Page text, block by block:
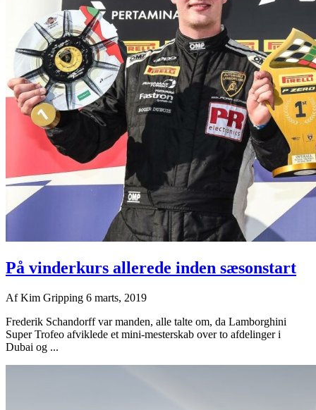
På vinderkurs allerede inden sæsonstart
AfKim Gripping 6 marts, 2019
Frederik Schandorff var manden, alle talte om, da Lamborghini
Super Trofeo afviklede et mini-mesterskab over to afdelinger i
Dubai og ...